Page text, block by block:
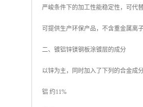
严峻条件下的加工性能稳定性，可代
可提供生产环保产品，不含重金属离
二、镀铝锌镁钢板涂镀层的成分
以锌为主，同时加入了下列的合金成分
铝 约11%